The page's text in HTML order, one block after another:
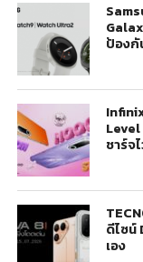
ป้องกั
ชาร์จ
ดีไซน์
เอง